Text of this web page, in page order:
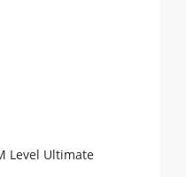
Level Ultimate